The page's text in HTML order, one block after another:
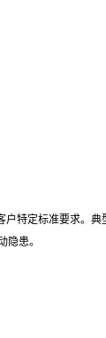
特定标准要求。典
患。